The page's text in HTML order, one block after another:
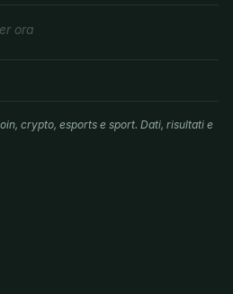
ora
crypto, esports e sport. Dati, risultati e